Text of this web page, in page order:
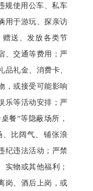
规使用公车、私车
用于游玩、探亲访
送、发放各类节
、交通等费用；严
礼金、消费卡、
，或接受可能影响
乐等活动安排；严
餐”等隐蔽场所，
比阔气、铺张浪
纪违法活动；严禁
实物或其他福利；
岗、酒后上岗，或